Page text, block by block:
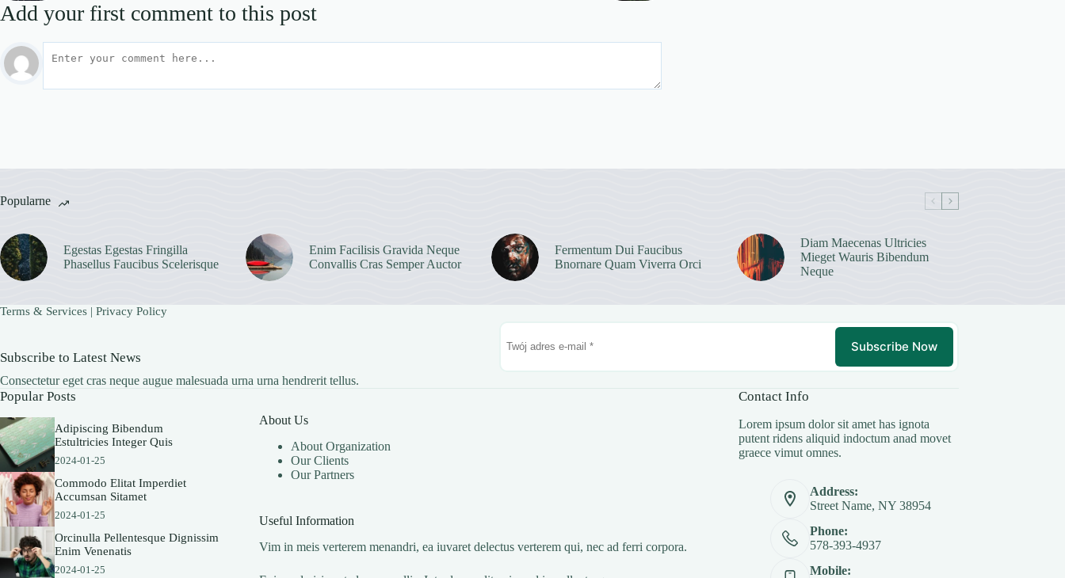
Add your first comment to this post
Popularne
Egestas Egestas Fringilla
Phasellus Faucibus Scelerisque
Enim Facilisis Gravida Neque
Convallis Cras Semper Auctor
Fermentum Dui Faucibus
Bnornare Quam Viverra Orci
Diam Maecenas Ultricies
Mieget Wauris Bibendum
Neque
Terms & Services | Privacy Policy
Subscribe to Latest News
Consectetur eget cras neque augue malesuada urna urna hendrerit tellus.
Subscribe Now
Popular Posts
Adipiscing Bibendum
Estultricies Integer Quis
2024-01-25
Commodo Elitat Imperdiet
Accumsan Sitamet
2024-01-25
Orcinulla Pellentesque Dignissim
Enim Venenatis
2024-01-25
About Us
About Organization
Our Clients
Our Partners
Useful Information
Vim in meis verterem menandri, ea iuvaret delectus verterem qui, nec ad ferri corpora.
Contact Info
Lorem ipsum dolor sit amet has ignota
putent ridens aliquid indoctum anad movet
graece vimut omnes.
Address:
Street Name, NY 38954
Phone:
578-393-4937
Mobile: